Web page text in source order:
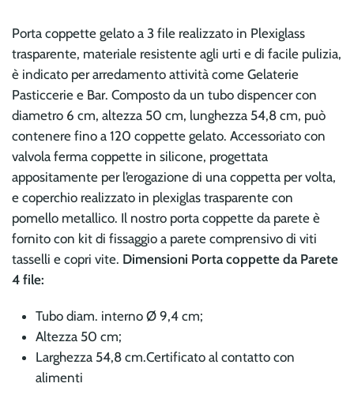
Porta coppette gelato a 3 file realizzato in Plexiglass
trasparente, materiale resistente agli urti e di facile pulizia,
è indicato per arredamento attività come Gelaterie
Pasticcerie e Bar. Composto da un tubo dispencer con
diametro 6 cm, altezza 50 cm, lunghezza 54,8 cm, può
contenere fino a 120 coppette gelato. Accessoriato con
valvola ferma coppette in silicone, progettata
appositamente per l’erogazione di una coppetta per volta,
e coperchio realizzato in plexiglas trasparente con
pomello metallico. Il nostro porta coppette da parete è
fornito con kit di fissaggio a parete comprensivo di viti
tasselli e copri vite. Dimensioni Porta coppette da Parete
4 file:
Tubo diam. interno Ø 9,4 cm;
Altezza 50 cm;
Larghezza 54,8 cm.Certificato al contatto con
alimenti